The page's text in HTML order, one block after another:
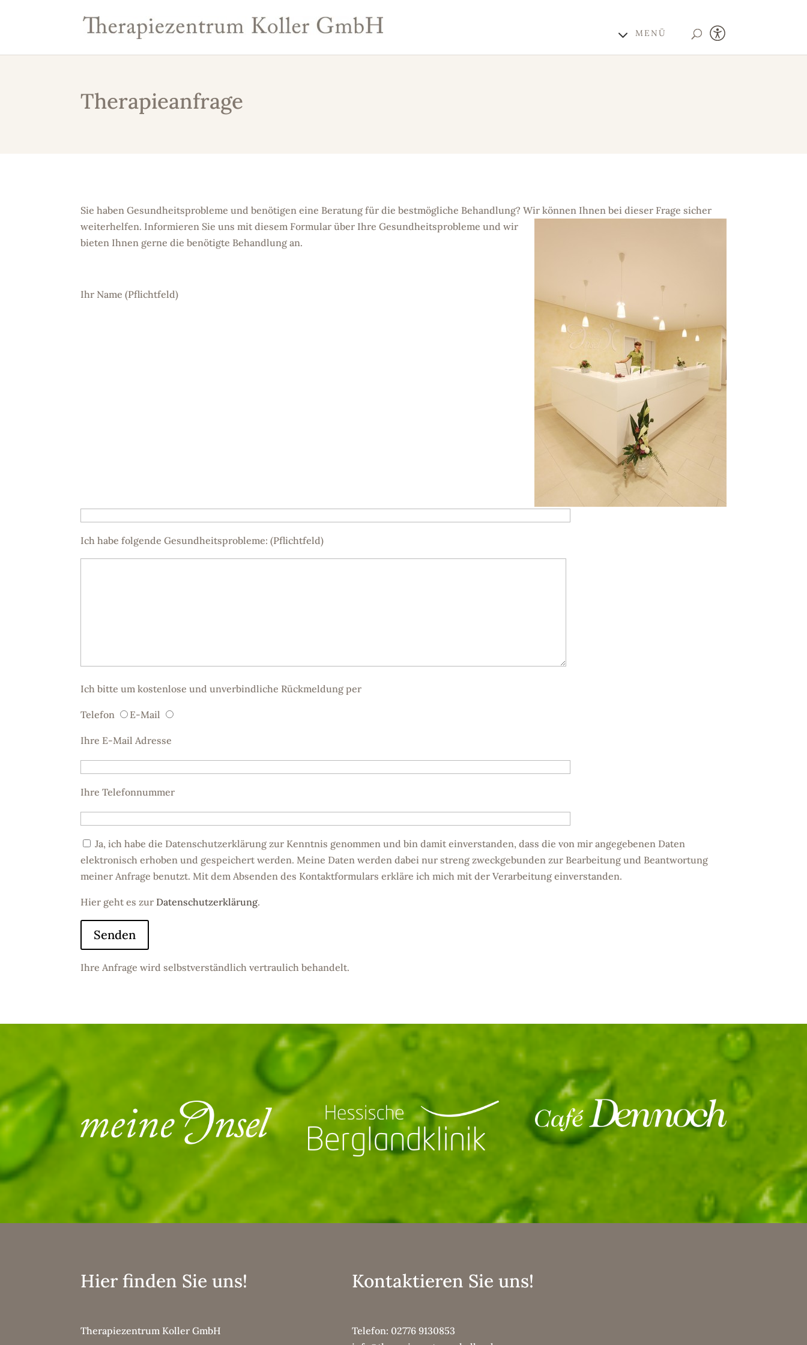
MENÜ
Therapieanfrage
Sie haben Gesundheitsprobleme und benötigen eine Beratung für die bestmögliche Behandlung? Wir können Ihnen bei dieser Fragesicher
weiterhelfen. Informieren Sie uns mit diesem Formular über Ihre Gesundheitsprobleme und wir
bieten Ihnen gerne die benötigte Behandlung an.
Ihr Name (Pflichtfeld)
Ich habe folgende Gesundheitsprobleme: (Pflichtfeld)
Ich bitte um kostenlose und unverbindliche Rückmeldung per
Telefon E-Mail
Ihre E-Mail Adresse
Ihre Telefonnummer
Ja, ich habe die Datenschutzerklärung zur Kenntnis genommen und bin damit einverstanden, dass die von mir angegebenen Daten
elektronisch erhoben und gespeichert werden. Meine Daten werden dabei nur streng zweckgebunden zur Bearbeitung und Beantwortung
meiner Anfrage benutzt. Mit dem Absenden des Kontaktformulars erkläre ich mich mit der Verarbeitung einverstanden.
Hier geht es zur Datenschutzerklärung.
Ihre Anfrage wird selbstverständlich vertraulich behandelt.
Hier finden Sie uns!
Therapiezentrum Koller GmbH
Kontaktieren Sie uns!
Telefon: 02776 9130853